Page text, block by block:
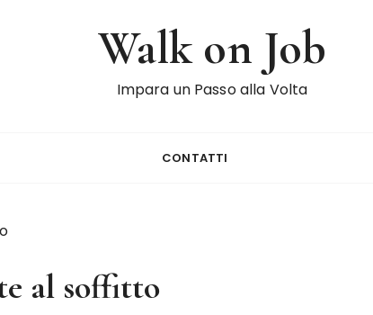
Walk on Job
Impara un Passo alla Volta
CONTATTI
al soffitto